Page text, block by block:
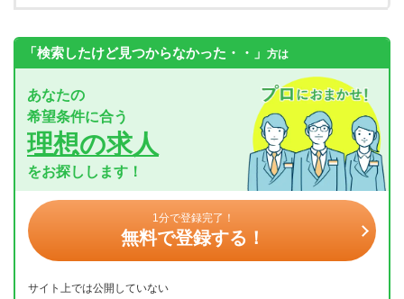
「検索したけど見つからなかった・・」 方は
あなたの
希望条件に合う
理想の求人
をお探しします！
1分で登録完了！
無料で登録する！
サイト上では公開していない